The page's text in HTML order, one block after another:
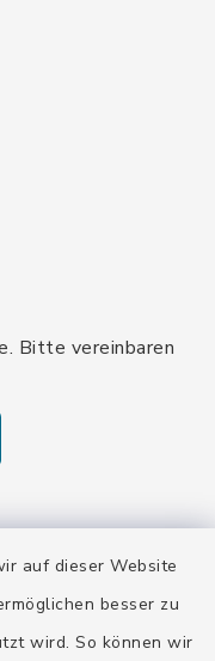
auf dieser Website
besser zu
wird. So können wir
Bitte vereinbaren